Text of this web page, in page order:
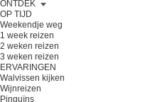
ONTDEK
OP TIJD
Weekendje weg
1 week reizen
2 weken reizen
3 weken reizen
ERVARINGEN
Walvissen kijken
Wijnreizen
Pinguïns